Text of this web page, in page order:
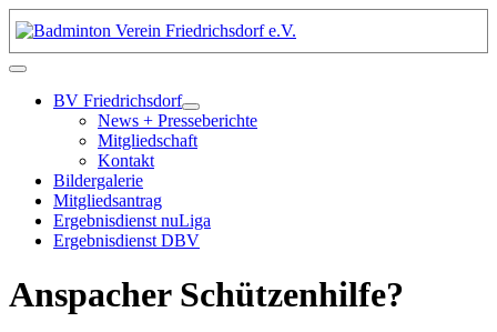
BV Friedrichsdorf
News + Presseberichte
Mitgliedschaft
Kontakt
Bildergalerie
Mitgliedsantrag
Ergebnisdienst nuLiga
Ergebnisdienst DBV
Anspacher Schützenhilfe?